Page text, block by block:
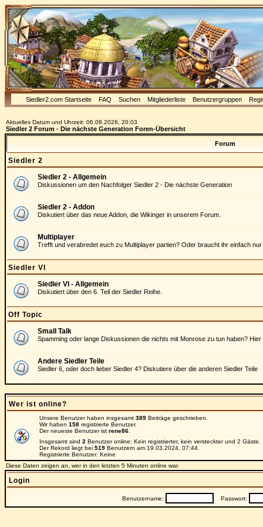
Siedler2.com Startseite FAQ Suchen Mitgliederliste Benutzergruppen
Aktuelles Datum und Uhrzeit: 06.08.2026, 20:03
Siedler 2 Forum - Die nächste Generation Foren-Übersicht
Forum
Siedler 2
Siedler 2 - Allgemein
Diskussionen um den Nachfolger Siedler 2 - Die nächste Generation
Siedler 2 - Addon
Diskutiert über das neue Addon, die Wikinger in unserem Forum.
Multiplayer
Trefft und verabredet euch zu Multiplayer partien? Oder braucht ihr einfach
Siedler VI
Siedler VI - Allgemein
Diskutiert über den 6. Teil der Siedler Reihe.
Off Topic
Small Talk
Spamming oder lange Diskussionen die nichts mit Monrose zu tun haben? Hier
Andere Siedler Teile
Siedler 6, oder doch lieber Siedler 4? Diskutiere über die anderen Siedler Teile
Wer ist online?
Unsere Benutzer haben insgesamt 389 Beiträge geschrieben.
Wir haben 158 registrierte Benutzer.
Der neueste Benutzer ist rene86
Insgesamt sind 2 Benutzer online: Kein registrierter, kein versteckter und 2
Der Rekord liegt bei 519 Benutzern am 19.03.2024, 07:44.
Registrierte Benutzer: Keine
Diese Daten zeigen an, wer in den letzten 5 Minuten online war.
Login
Benutzername: Passwort: